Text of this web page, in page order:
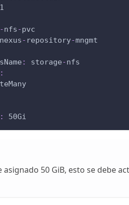
-nfs-pvc
nexus- repository-mngmt
: storage-nfs
:
: 50Gi
asignado 50 GiB, esto se debe